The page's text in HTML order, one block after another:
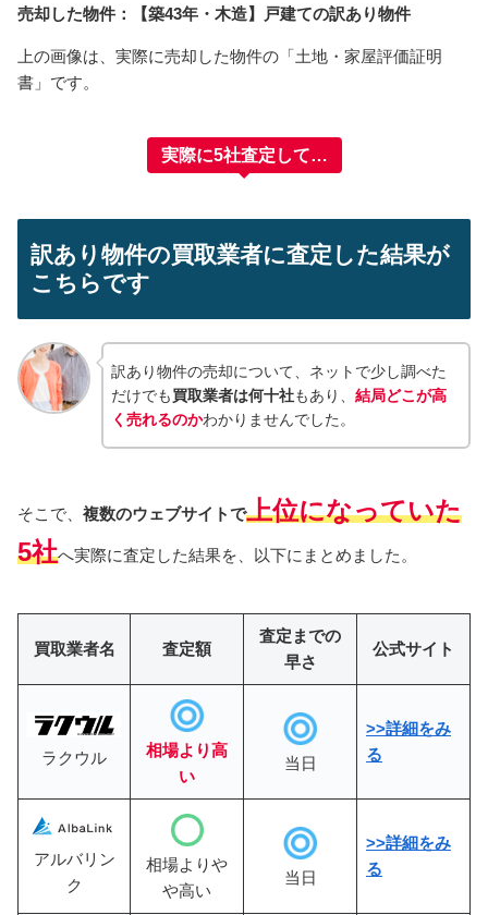
売却した物件：【築43年・木造】戸建ての訳あり物件
上の画像は、実際に売却した物件の「土地・家屋評価証明
書」です。
実際に5社査定して…
訳あり物件の買取業者に査定した結果が
こちらです
訳あり物件の売却について、ネットで少し調べた
だけでも買取業者は何十社もあり、 結局どこが高
く売れるのかわかりませんでした。
そこで、 複数のウェブサイトで上位になっていた
5社へ実際に査定した結果を、以下にまとめました。
買取業者名 査定額
査定までの
早さ
公式サイト
ラクウル
相場より高
い
当日
>>詳細をみ
る
アルバリン
ク
相場よりや
や高い
当日
>>詳細をみ
る